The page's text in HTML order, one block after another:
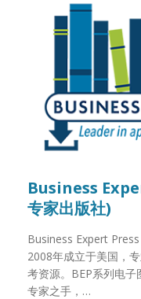
Business
专家出版社)
Business Expert Press
2008年成立于美国，
考资源。BEP系列电
专家之手，…